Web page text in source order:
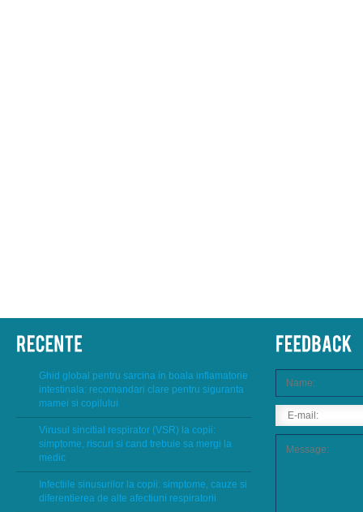
Ghid global pentru sarcina in boala inflamatorie
intestinala: recomandari clare pentru siguranta
mamei si copilului
Virusul sincitial respirator (VSR) la copii:
simptome, riscuri si cand trebuie sa mergi la
medic
Infectiile sinusurilor la copii: simptome, cauze si
diferentierea de alte afectiuni respiratorii